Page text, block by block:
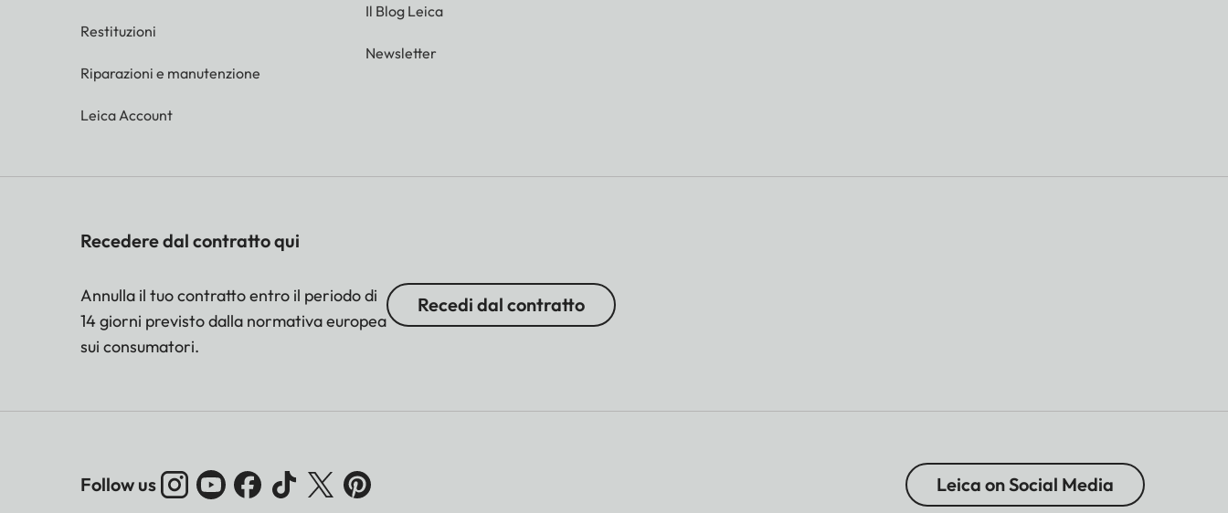
Restituzioni
Riparazioni e manutenzione
Leica Account
Il Blog Leica
Newsletter
Recedere dal contratto qui
Annulla il tuo contratto entro il periodo di
14 giorni previsto dalla normativa europea
sui consumatori.
Recedi dal contratto
Follow us Leica on Social Media